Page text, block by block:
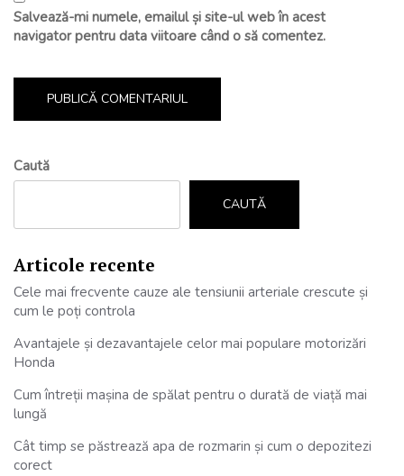
Salvează-mi numele, emailul și site-ul web în acest
navigator pentru data viitoare când o să comentez.
Caută
CAUTĂ
Articole recente
Cele mai frecvente cauze ale tensiunii arteriale crescute și
cum le poți controla
Avantajele și dezavantajele celor mai populare motorizări
Honda
Cum întreții mașina de spălat pentru o durată de viață mai
lungă
Cât timp se păstrează apa de rozmarin și cum o depozitezi
corect